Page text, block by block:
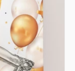
Patrol
modello di
estetica!